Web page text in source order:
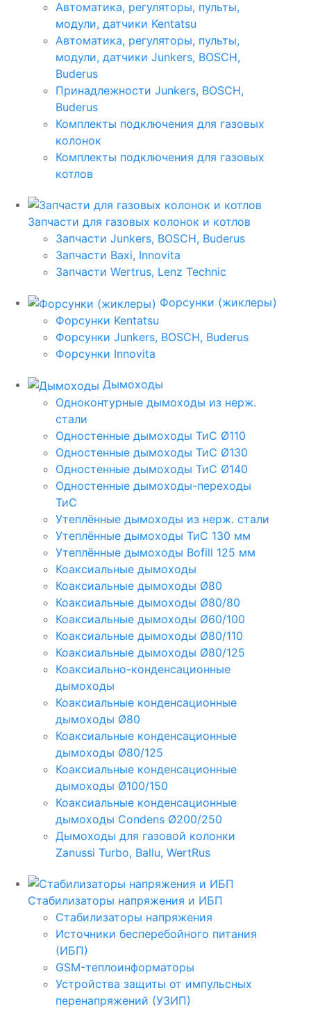
Автоматика, регуляторы, пульты,
модули, датчики Kentatsu
Автоматика, регуляторы, пульты,
модули, датчики Junkers, BOSCH,
Buderus
Принадлежности Junkers, BOSCH,
Buderus
Комплекты подключения для газовых
колонок
Комплекты подключения для газовых
котлов
Запчасти для газовых колонок и котлов
Запчасти Junkers, BOSCH, Buderus
Запчасти Baxi, Innovita
Запчасти Wertrus, Lenz Technic
Форсунки (жиклеры)
Форсунки Kentatsu
Форсунки Junkers, BOSCH, Buderus
Форсунки Innovita
Дымоходы
Одноконтурные дымоходы из нерж.
стали
Одностенные дымоходы ТиС Ø110
Одностенные дымоходы ТиС Ø130
Одностенные дымоходы ТиС Ø140
Одностенные дымоходы-переходы
ТиС
Утеплённые дымоходы из нерж. стали
Утеплённые дымоходы ТиС 130 мм
Утеплённые дымоходы Bofill 125 мм
Коаксиальные дымоходы
Коаксиальные дымоходы Ø80
Коаксиальные дымоходы Ø80/80
Коаксиальные дымоходы Ø60/100
Коаксиальные дымоходы Ø80/110
Коаксиальные дымоходы Ø80/125
Коаксиально-конденсационные
дымоходы
Коаксиальные конденсационные
дымоходы Ø80
Коаксиальные конденсационные
дымоходы Ø80/125
Коаксиальные конденсационные
дымоходы Ø100/150
Коаксиальные конденсационные
дымоходы Condens Ø200/250
Дымоходы для газовой колонки
Zanussi Turbo, Ballu, WertRus
Стабилизаторы напряжения и ИБП
Стабилизаторы напряжения
Источники бесперебойного питания
(ИБП)
GSM-теплоинформаторы
Устройства защиты от импульсных
перенапряжений (УЗИП)